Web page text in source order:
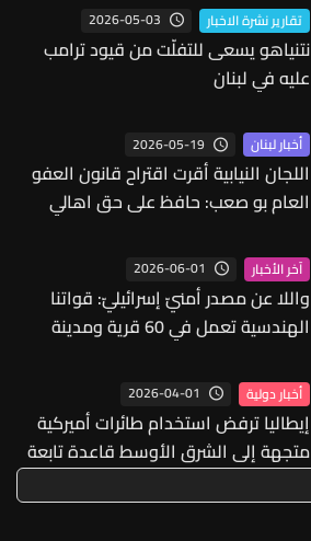
تقارير نشرة الاخبار 2026-05-03
نتنياهو يسعى للتفلّت من قيود ترامب
عليه في لبنان
أخبار لبنان 2026-05-19
اللجان النيابية أقرت اقتراح قانون العفو
العام بو صعب: حافظ على حق اهالي
الشخصي
آخر الأخبار 2026-06-01
واللا عن مصدر أمنيّ إسرائيليّ: قواتنا
الهندسية تعمل في 60 قرية ومدينة
وسوريا هو إنشاء منظومة أمنية
استراتيجية
أخبار دولية 2026-04-01
إيطاليا ترفض استخدام طائرات أميركية
متجهة إلى الشرق الأوسط قاعدة تابعة
لها